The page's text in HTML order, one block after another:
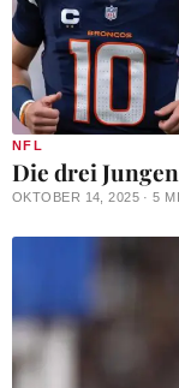
NFL
Die drei
OKTOBER 14, 2025 · 5